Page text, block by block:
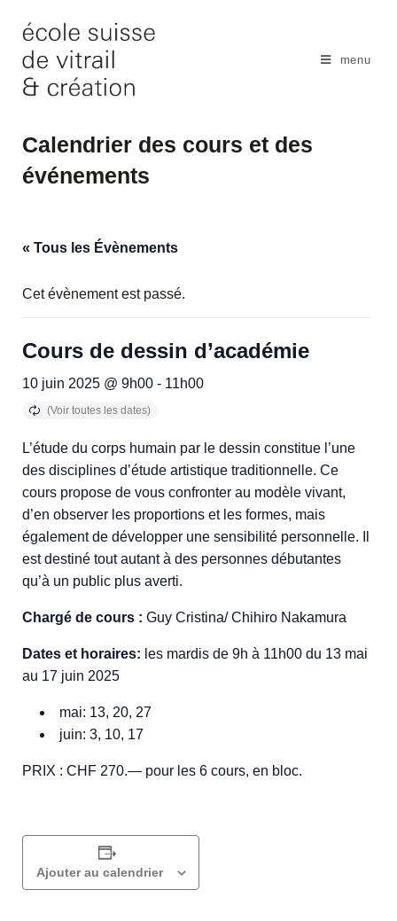
content
menu
Calendrier des cours et des
événements
« Tous les Évènements
Cet évènement est passé.
Cours de dessin d’académie​
10 juin 2025 @ 9h00 - 11h00
L’étude du corps humain par le dessin constitue l’une
des disciplines d’étude artistique traditionnelle. Ce
cours propose de vous confronter au modèle vivant,
d’en observer les proportions et les formes, mais
également de développer une sensibilité personnelle. Il
est destiné tout autant à des personnes débutantes
qu’à un public plus averti.
Chargé de cours : Guy Cristina/ Chihiro Nakamura
Dates et horaires: les mardis de 9h à 11h00 du 13 mai
au 17 juin 2025
mai: 13, 20, 27
juin: 3, 10, 17
PRIX : CHF 270.— pour les 6 cours, en bloc.
Ajouter au calendrier